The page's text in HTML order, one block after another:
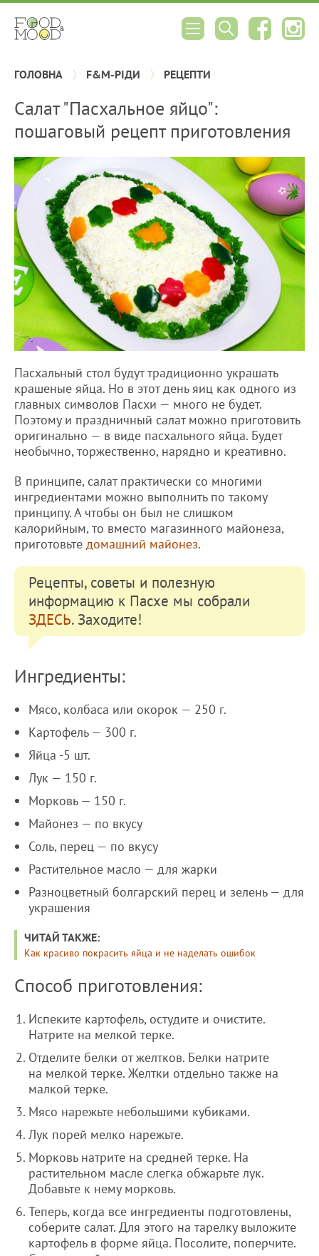
ГОЛОВНА F&M-РІДИ РЕЦЕПТИ
Салат "Пасхальное яйцо":
пошаговый рецепт приготовления
Пасхальный стол будут традиционно украшать
крашеные яйца. Но в этот день яиц как одного из
главных символов Пасхи — много не будет.
Поэтому и праздничный салат можно приготовить
оригинально — в виде пасхального яйца. Будет
необычно, торжественно, нарядно и креативно.
В принципе, салат практически со многими
ингредиентами можно выполнить по такому
принципу. А чтобы он был не слишком
калорийным, то вместо магазинного майонеза,
приготовьте домашний майонез.
Рецепты, советы и полезную
информацию к Пасхе мы собрали
ЗДЕСЬ. Заходите!
Ингредиенты:
Мясо, колбаса или окорок — 250 г.
Картофель — 300 г.
Яйца -5 шт.
Лук — 150 г.
Морковь — 150 г.
Майонез — по вкусу
Соль, перец — по вкусу
Растительное масло — для жарки
Разноцветный болгарский перец и зелень — для
украшения
ЧИТАЙ ТАКЖЕ:
Как красиво покрасить яйца и не наделать ошибок
Способ приготовления:
Испеките картофель, остудите и очистите.
Натрите на мелкой терке.
Отделите белки от желтков. Белки натрите
на мелкой терке. Желтки отдельно также на
малкой терке.
Мясо нарежьте небольшими кубиками.
Лук порей мелко нарежьте.
Морковь натрите на средней терке. На
растительном масле слегка обжарьте лук.
Добавьте к нему морковь.
Теперь, когда все ингредиенты подготовлены,
соберите салат. Для этого на тарелку выложите
картофель в форме яйца. Посолите, поперчите.